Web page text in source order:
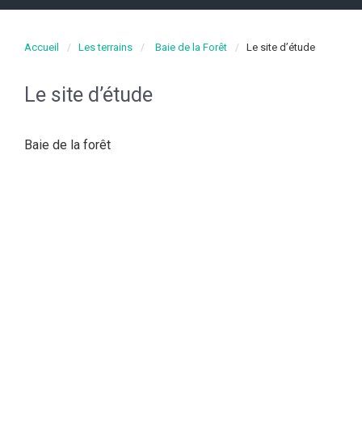
Accueil Les terrains Baie de la Forêt Le site d’étude
Le site d’étude
Baie de la forêt